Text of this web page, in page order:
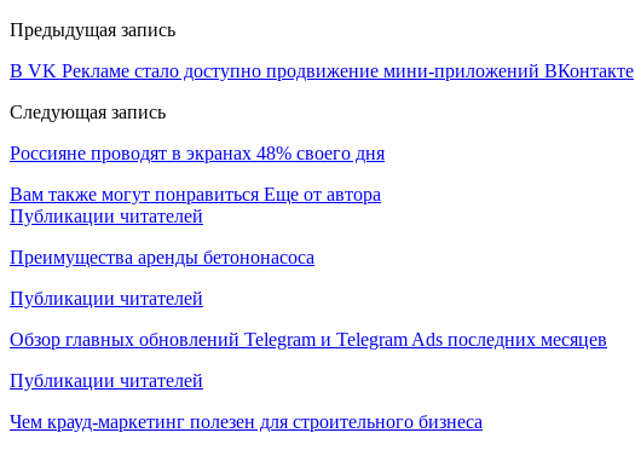
Предыдущая запись
В VK Рекламе стало доступно продвижение мини-приложений ВКонтакте
Следующая запись
Россияне проводят в экранах 48% своего дня
Вам также могут понравиться Еще от автора
Публикации читателей
Преимущества аренды бетононасоса
Публикации читателей
Обзор главных обновлений Telegram и Telegram Ads последних месяцев
Публикации читателей
Чем крауд-маркетинг полезен для строительного бизнеса